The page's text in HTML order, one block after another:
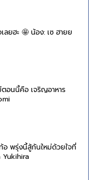
ลยฮะ 🤩 น้อง: เซ ฮายย
อนนี้คือ เจริญอาหาร
อ พรุ่งนี้สู้กันใหม่ด้วยใจที่
Yukihira